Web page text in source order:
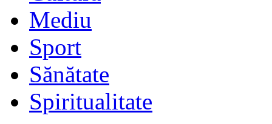
Mediu
Sport
Sănătate
Spiritualitate